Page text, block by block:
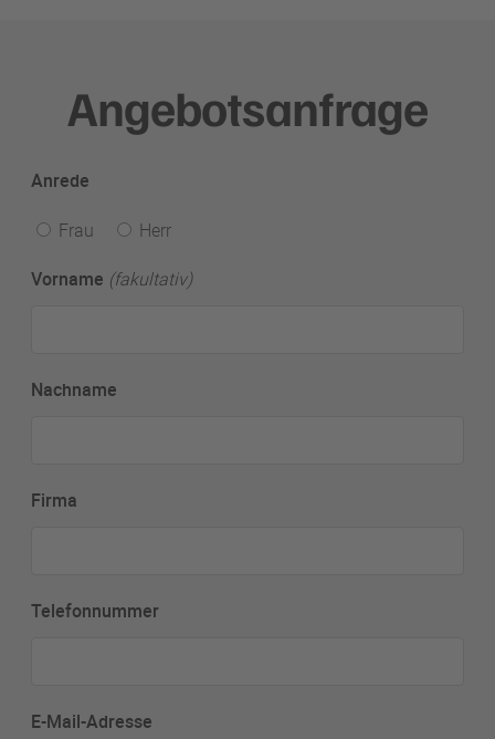
Angebotsanfrage
Anrede
Frau
Herr
Vorname (fakultativ)
Nachname
Firma
Telefonnummer
E-Mail-Adresse